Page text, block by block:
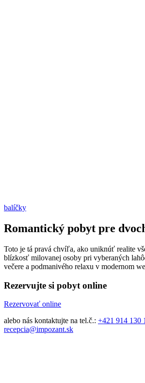
balíčky
Romantický pobyt pre
Toto je tá pravá chvíľa, ako uniknúť realite
blízkosť milovanej osoby pri vyberaných
večere a podmanivého relaxu v modernom
Rezervujte si pobyt online
Rezervovať online
alebo nás kontaktujte na tel.č.: +421 914 130
recepcia@impozant.sk